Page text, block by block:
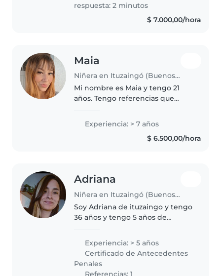
respuesta: 2 minutos
$ 7.000,00/hora
Maia
Niñera en Ituzaingó (Buenos Aires)
Mi nombre es Maia y tengo 21
años. Tengo referencias que
hacer algunas tareas ligeras. Si
estás buscando niñera y te
gustaría saber más sobre mi,
Experiencia: > 7 años
$ 6.500,00/hora
Adriana
Niñera en Ituzaingó (Buenos Aires)
Soy Adriana de ituzaingo y tengo
36 años y tengo 5 años de
preescolar y primaria. Me
encanta leerles cuentos, dibujar
y hacer música. Soy
responsable,..
Experiencia: > 5 años
Certificado de Antecedentes
Penales
Referencias: 1